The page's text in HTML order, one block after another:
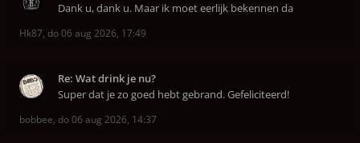
Dank u, dank u. Maar ik moet eerlijk bekennen da
Hk87, do 06 aug 2026, 17:49
Re: Wat drink je nu?
Super dat je zo goed hebt gebrand. Gefeliciteerd!
bobbee, do 06 aug 2026, 14:37